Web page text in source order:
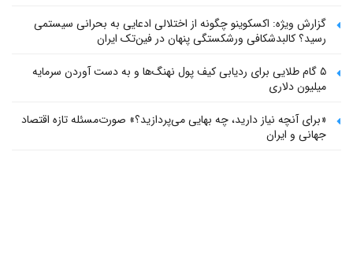
گزارش ویژه: اکسکوینو چگونه از اختلالی ادعایی به بحرانی سیستمی
رسید؟ کالبدشکافی ورشکستگی پنهان در فین‌تک ایران
۵ گام طلایی برای ردیابی کیف پول‌ نهنگ‌ها و به دست آوردن سرمایه
میلیون دلاری
«برای آنچه نیاز دارید، چه بهایی می‌پردازید؟» صورت‌مسئله تازه اقتصاد
جهانی و ایران